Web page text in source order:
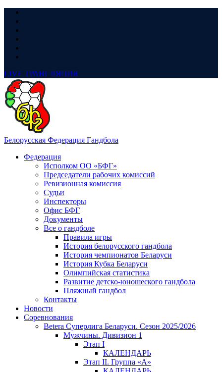
LIVE ТРАНСЛЯЦИЯ
Белорусская Федерация Гандбола
Федерация
Исполком ОО «БФГ»
Председатели рабочих комиссий
Ревизионная комиссия
Судьи
Инспекторы
Офис БФГ
Документы
Все о гандболе
Правила игры
История белорусского гандбола
История чемпионатов Беларуси
История Кубка Беларуси
Олимпийская статистика
Развитие детско-юношеского гандбола
Пляжный гандбол
Контакты
Новости
Соревнования
Betera Суперлига Беларуси. Сезон 2025/2026
Мужчины. Дивизион 1
Этап I
КАЛЕНДАРЬ
Этап II. Группа «А»